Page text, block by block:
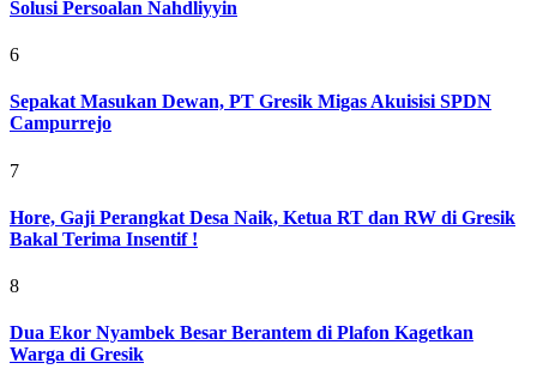
Solusi Persoalan Nahdliyyin
6
Sepakat Masukan Dewan, PT Gresik Migas Akuisisi SPDN
Campurrejo
7
Hore, Gaji Perangkat Desa Naik, Ketua RT dan RW di Gresik
Bakal Terima Insentif !
8
Dua Ekor Nyambek Besar Berantem di Plafon Kagetkan
Warga di Gresik